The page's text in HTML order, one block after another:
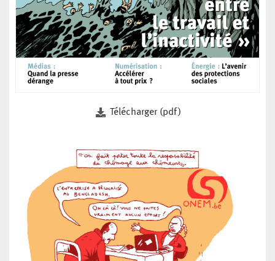
Télécharger (pdf)